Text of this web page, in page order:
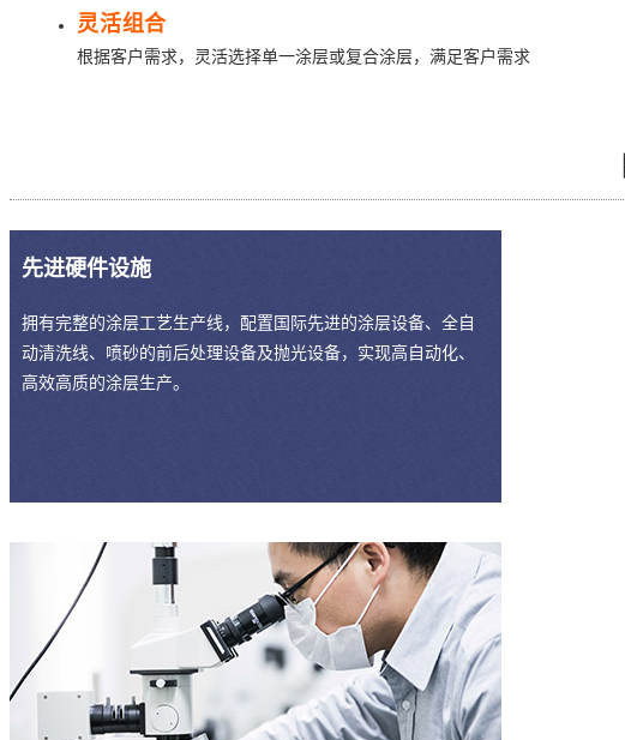
灵活组合
根据客户需求，灵活选择单一涂层或复合涂层，满足客户需求
先进硬件设施
拥有完整的涂层工艺生产线，配置国际先进的涂层设备、全自
动清洗线、喷砂的前后处理设备及抛光设备，实现高自动化、
高效高质的涂层生产。